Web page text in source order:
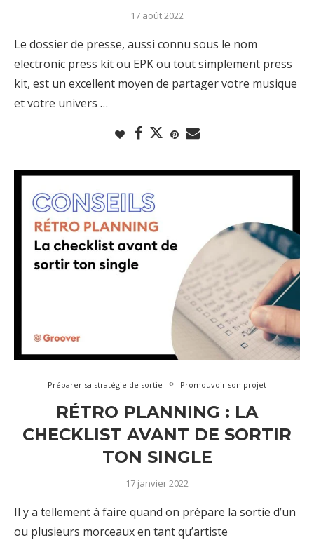
17 août 2022
Le dossier de presse, aussi connu sous le nom
electronic press kit ou EPK ou tout simplement press
kit, est un excellent moyen de partager votre musique
et votre univers …
Préparer sa stratégie de sortie Promouvoir son projet
RÉTRO PLANNING : LA
CHECKLIST AVANT DE SORTIR
TON SINGLE
17 janvier 2022
Il y a tellement à faire quand on prépare la sortie d’un
ou plusieurs morceaux en tant qu’artiste